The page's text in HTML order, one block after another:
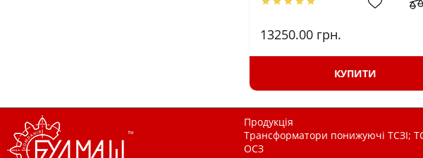
13250.00 грн.
КУПИТИ
Продукція
Трансформатори понижуючі ТСЗІ;
ОСЗ